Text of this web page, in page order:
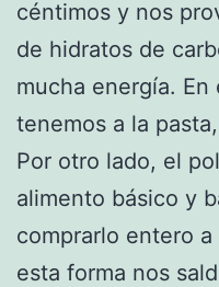
céntimos y nos
de hidratos de
mucha energía.
tenemos a la
Por otro lado, el
alimento básico y
comprarlo entero
esta forma nos